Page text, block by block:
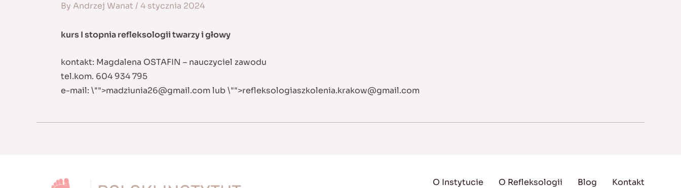
By Andrzej Wanat / 4 stycznia 2024
kurs I stopnia refleksologii twarzy i głowy
kontakt: Magdalena OSTAFIN – nauczyciel zawodu
tel.kom. 604 934 795
e-mail: \"">madziunia26@gmail.comlub\"">refleksologiaszkolenia.krakow@gmail.com
O Instytucie O Refleksologii Blog Kontakt